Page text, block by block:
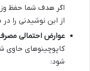
اگر هدف شما حفظ
از این نوشیدنی را
عوارض احتمالی
کاپوچینوهای حاوی
شود: